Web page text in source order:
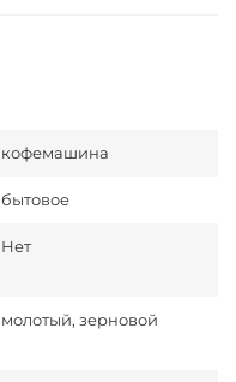
кофемашина
бытовое
Нет
молотый, зерновой